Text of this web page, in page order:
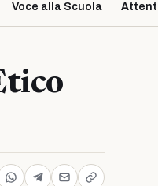
Voce alla Scuola